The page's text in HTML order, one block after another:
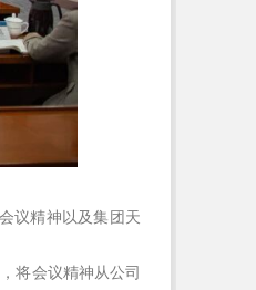
议精神以及集团天
将会议精神从公司